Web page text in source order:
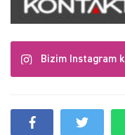
Bizim Instagram